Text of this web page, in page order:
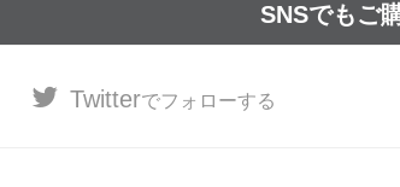
SNSでもご
Twitterでフォローする